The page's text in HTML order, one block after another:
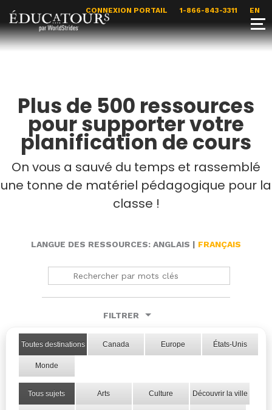
CONNEXION PORTAIL 1-866-843-3311 EN
Plus de 500 ressources
pour supporter votre
planification de cours
On vous a sauvé du temps et rassemblé
une tonne de matériel pédagogique pour la
classe !
LANGUE DES RESSOURCES: ANGLAIS | FRANÇAIS
FILTRER
Toutes destinations Canada Europe États-Unis
Monde
Tous sujets Arts Culture Découvrir la ville